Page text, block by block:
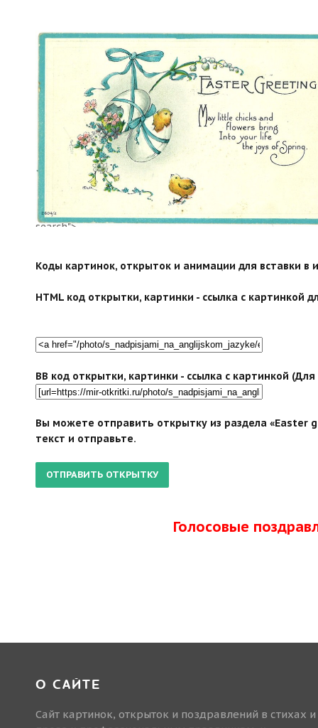
search">
Коды картинок, открыток и анимации для вставки в
HTML код открытки, картинки - ссылка с картинкой
BB код открытки, картинки - ссылка с картинкой
Вы можете отправить открытку из раздела «Easter
текст и отправьте.
Голосовые
О САЙТЕ
Сайт картинок, открыток и поздравлений в стихах и